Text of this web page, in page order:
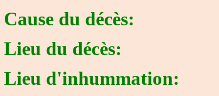
Cause du décès:
Lieu du décès:
Lieu d'inhummation: